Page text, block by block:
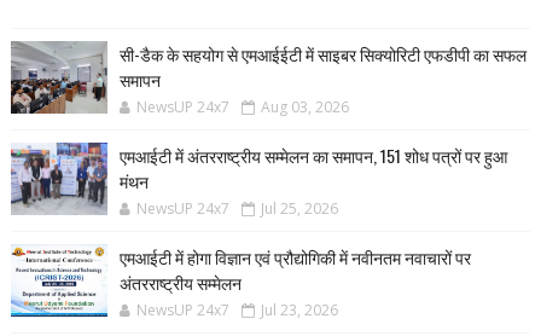
सी-डैक के सहयोग से एमआईईटी में साइबर सिक्योरिटी एफडीपी का सफल
समापन
NewsUP 24x7 Aug 03, 2026
एमआईटी में अंतरराष्ट्रीय सम्मेलन का समापन, 151 शोध पत्रों पर हुआ
मंथन
NewsUP 24x7 Jul 25, 2026
एमआईटी में होगा विज्ञान एवं प्रौद्योगिकी में नवीनतम नवाचारों पर
अंतरराष्ट्रीय सम्मेलन
NewsUP 24x7 Jul 23, 2026